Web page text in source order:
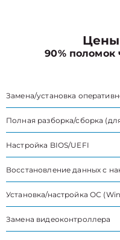
Цены
90%
Замена/установка
Полная разборка/сборка
Настройка BIOS/UEFI
Восстановление данных с
Установка/настройка ОС
Замена видеоконтроллера